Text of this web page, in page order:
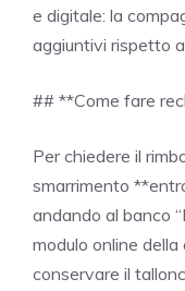
e digitale: la
aggiuntivi rispetto
## **Come fare
Per chiedere il
smarrimento
andando al banco
modulo online
conservare il